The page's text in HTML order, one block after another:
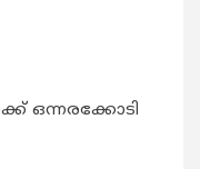
ഒന്നരക്കോടി